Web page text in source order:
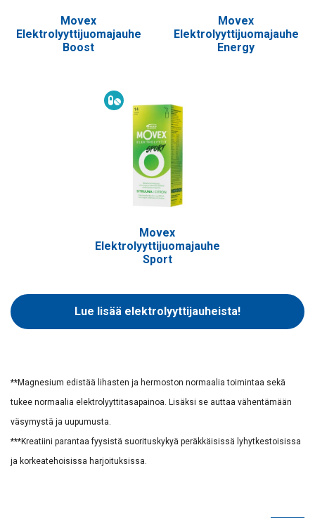
Movex
Elektrolyyttijuomajauhe
Boost
Movex
Elektrolyyttijuomajauhe
Energy
Ravintolisä
Movex
Elektrolyyttijuomajauhe
Sport
Lue lisää elektrolyyttijauheista!
**Magnesium edistää lihasten ja hermoston normaalia toimintaa sekä
tukee normaalia elektrolyyttitasapainoa. Lisäksi se auttaa vähentämään
väsymystä ja uupumusta.
***Kreatiini parantaa fyysistä suorituskykyä peräkkäisissä lyhytkestoisissa
ja korkeatehoisissa harjoituksissa.